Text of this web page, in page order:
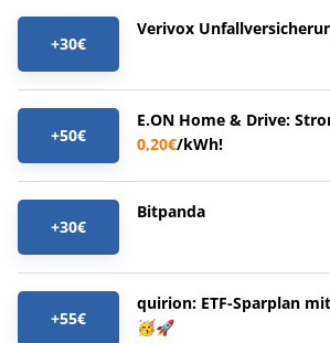
+30€
Verivox
+50€
E.ON Home & Drive:
0,20€/kWh!
+30€
Bitpanda
+55€
quirion: ETF-Sparplan mit
🥳🚀